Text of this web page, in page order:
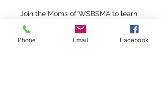
Join the Moms of WSBSMA to learn
about Colorado Gives Day and help
us raise money for care packages!
Phone Email Facebook